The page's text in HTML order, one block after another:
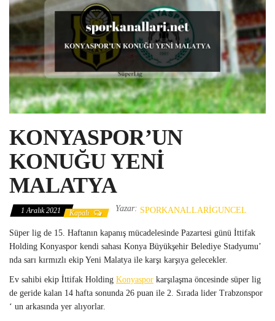
KONYASPOR’UN
KONUĞU YENİ
MALATYA
1 Aralık 2021 Kapalı Yazar: SPORKANALLARIGUNCEL
Süper lig de 15. Haftanın kapanış mücadelesinde Pazartesi günü İttifak
Holding Konyaspor kendi sahası Konya Büyükşehir Belediye Stadyumu’
nda sarı kırmızlı ekip Yeni Malatya ile karşı karşıya gelecekler.
Ev sahibi ekip İttifak Holding Konyaspor karşılaşma öncesinde süper lig
de geride kalan 14 hafta sonunda 26 puan ile 2. Sırada lider Trabzonspor
‘ un arkasında yer alıyorlar.